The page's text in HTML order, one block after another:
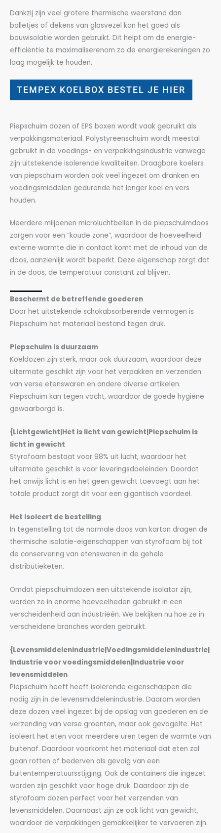
Dankzij zijn veel grotere thermische weerstand dan
balletjes of dekens van glasvezel kan het goed als
bouwisolatie worden gebruikt. Dit helpt om de energie-
efficiëntie te maximaliserenom zo de energierekeningen zo
laag mogelijk te houden.
TEMPEX KOELBOX BESTEL JE HIER
Piepschuim dozen of EPS boxen wordt vaak gebruikt als
verpakkingsmateriaal. Polystyreenschuim wordt meestal
gebruikt in de voedings- en verpakkingsindustrie vanwege
zijn uitstekende isolerende kwaliteiten. Draagbare koelers
van piepschuim worden ook veel ingezet om dranken en
voedingsmiddelen gedurende het langer koel en vers
houden.
Meerdere miljoenen microluchtbellen in de piepschuimdoos
zorgen voor een “koude zone”, waardoor de hoeveelheid
externe warmte die in contact komt met de inhoud van de
doos, aanzienlijk wordt beperkt. Deze eigenschap zorgt dat
in de doos, de temperatuur constant zal blijven.
Beschermt de betreffende goederen
Door het uitstekende schokabsorberende vermogen is
Piepschuim het materiaal bestand tegen druk.
Piepschuim is duurzaam
Koeldozen zijn sterk, maar ook duurzaam, waardoor deze
uitermate geschikt zijn voor het verpakken en verzenden
van verse etenswaren en andere diverse artikelen.
Piepschuim kan tegen vocht, waardoor de goede hygiëne
gewaarborgd is.
{Lichtgewicht|Het is licht van gewicht|Piepschuim is
licht in gewicht
Styrofoam bestaat voor 98% uit lucht, waardoor het
uitermate geschikt is voor leveringsdoeleinden. Doordat
het onwijs licht is en het geen gewicht toevoegt aan het
totale product zorgt dit voor een gigantisch voordeel.
Het isoleert de bestelling
In tegenstelling tot de normale doos van karton dragen de
thermische isolatie-eigenschappen van styrofoam bij tot
de conservering van etenswaren in de gehele
distributieketen.
Omdat piepschuimdozen een uitstekende isolator zijn,
worden ze in enorme hoeveelheden gebruikt in een
verscheidenheid aan industrieën. We bekijken nu hoe ze in
verscheidene branches worden gebruikt.
{Levensmiddelenindustrie|Voedingsmiddelenindustrie|
Industrie voor voedingsmiddelen|Industrie voor
levensmiddelen
Piepschuim heeft heeft isolerende eigenschappen die
nodig zijn in de levensmiddelenindustrie. Daarom worden
deze dozen veel ingezet bij de opslag van goederen en de
verzending van verse groenten, maar ook gevogelte. Het
isoleert het eten voor meerdere uren tegen de warmte van
buitenaf. Daardoor voorkomt het materiaal dat eten zal
gaan rotten of bederven als gevolg van een
buitentemperatuursstijging. Ook de containers die ingezet
worden zijn geschikt voor hoge druk. Daardoor zijn de
styrofoam dozen perfect voor het verzenden van
levensmiddelen. Daarnaast zijn ze ook licht van gewicht,
waardoor de verpakkingen gemakkelijker te vervoeren zijn.